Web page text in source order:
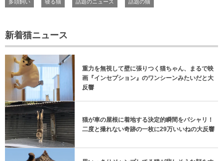
新着猫ニュース
重力を無視して壁に張りつく猫ちゃん、まるで映
画『インセプション』のワンシーンみたいだと大
反響
猫が車の屋根に着地する決定的瞬間をパシャリ！
二度と撮れない奇跡の一枚に29万いいねの大反響
思いっきりジャンプしてる猫が悲しそうな顔をす